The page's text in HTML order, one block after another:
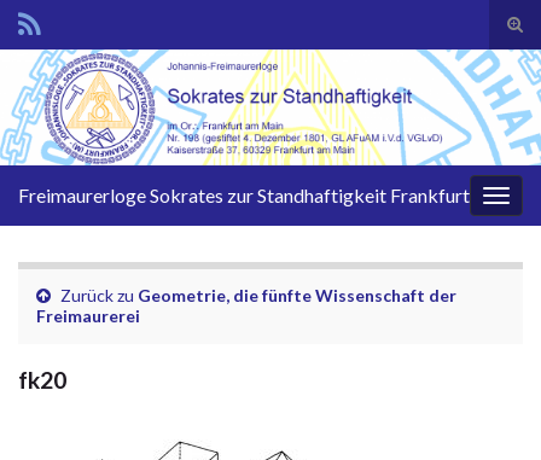
Search for:
Freimaurerloge Sokrates zur Standhaftigkeit Frankfurt
Zurück zu Geometrie, die fünfte Wissenschaft der
Freimaurerei
fk20